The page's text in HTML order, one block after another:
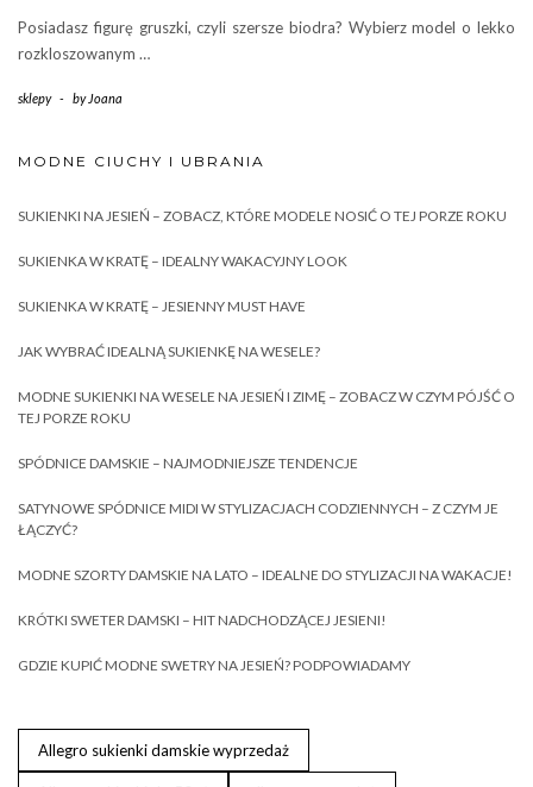
Posiadasz figurę gruszki, czyli szersze biodra? Wybierz model o lekko
rozkloszowanym …
sklepy - by Joana
MODNE CIUCHY I UBRANIA
SUKIENKI NA JESIEŃ – ZOBACZ, KTÓRE MODELE NOSIĆ O TEJ PORZE ROKU
SUKIENKA W KRATĘ – IDEALNY WAKACYJNY LOOK
SUKIENKA W KRATĘ – JESIENNY MUST HAVE
JAK WYBRAĆ IDEALNĄ SUKIENKĘ NA WESELE?
MODNE SUKIENKI NA WESELE NA JESIEŃ I ZIMĘ – ZOBACZ W CZYM PÓJŚĆ O
TEJ PORZE ROKU
SPÓDNICE DAMSKIE – NAJMODNIEJSZE TENDENCJE
SATYNOWE SPÓDNICE MIDI W STYLIZACJACH CODZIENNYCH – Z CZYM JE
ŁĄCZYĆ?
MODNE SZORTY DAMSKIE NA LATO – IDEALNE DO STYLIZACJI NA WAKACJE!
KRÓTKI SWETER DAMSKI – HIT NADCHODZĄCEJ JESIENI!
GDZIE KUPIĆ MODNE SWETRY NA JESIEŃ? PODPOWIADAMY
Allegro sukienki damskie wyprzedaż